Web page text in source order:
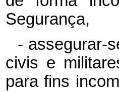
Segurança,
- assegurar-
civis e
para fins